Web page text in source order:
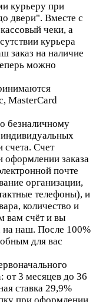
курьеру при
двери". Вместе с
чеки, а
курьера
заказ на наличие
можно
MasterCard
безналичному
счета. Счет
оформлении заказа
почте
организации,
телефоны), и
количество и
вам счёт и вы
на наш. После 100%
для вас
от 3 месяцев до 36
ставка 29,9%